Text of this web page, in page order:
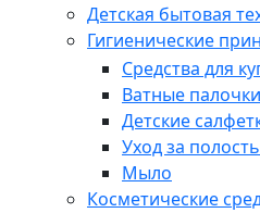
Детская бытовая
Гигиенические
Средства для
Ватные
Детские
Уход за
Мыло
Косметические